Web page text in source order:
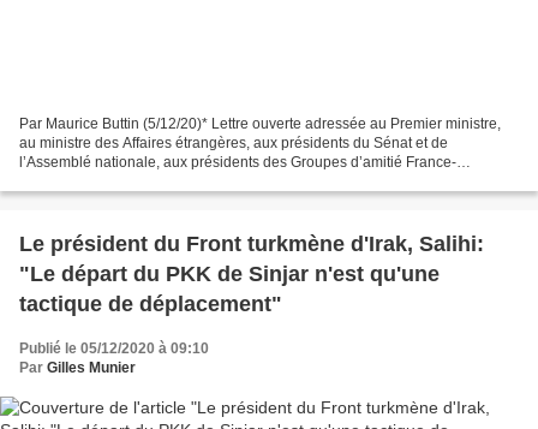
Par Maurice Buttin (5/12/20)* Lettre ouverte adressée au Premier ministre,
au ministre des Affaires étrangères, aux présidents du Sénat et de
l’Assemblé nationale, aux présidents des Groupes d’amitié France-
Le président du Front turkmène d'Irak, Salihi:
"Le départ du PKK de Sinjar n'est qu'une
tactique de déplacement"
Publié le 05/12/2020 à 09:10
Par Gilles Munier